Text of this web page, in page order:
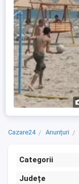
Cazare24 Anunțuri
Categorii
Județe